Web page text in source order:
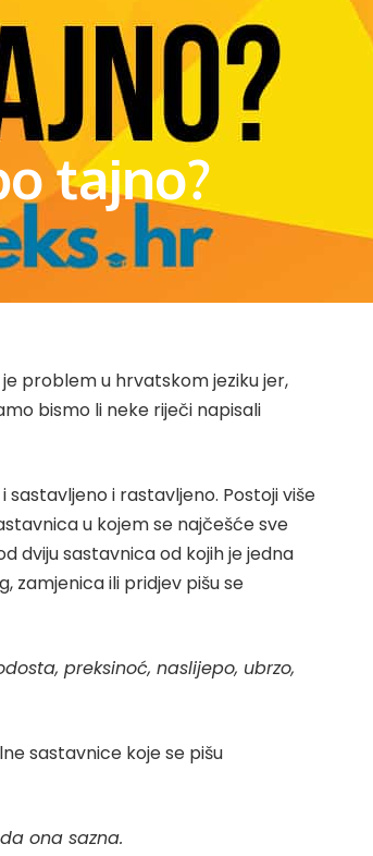
tajno?
problem u hrvatskom jeziku jer,
bismo li neke riječi napisali
sastavljeno i rastavljeno. Postoji više
u kojem se najčešće sve
dviju sastavnica od kojih je jedna
zamjenica ili pridjev pišu se
preksinoć, naslijepo, ubrzo,
sastavnice koje se pišu
ona sazna.